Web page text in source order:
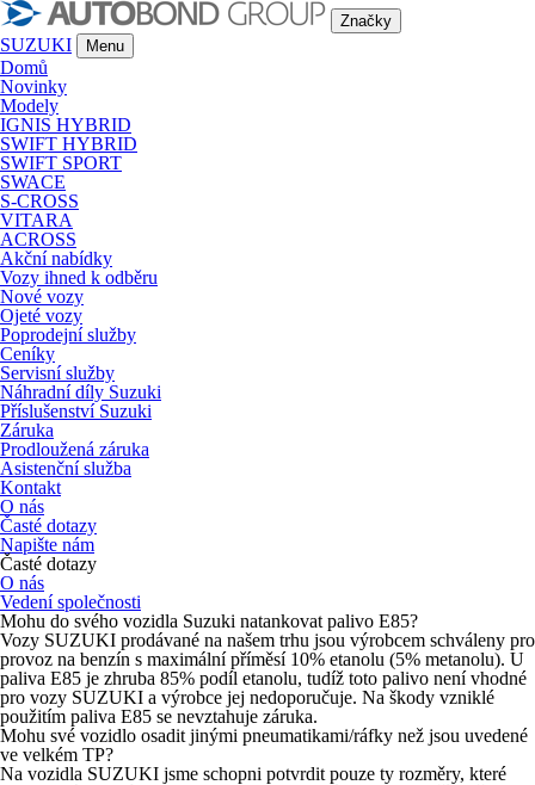
Značky
SUZUKI Menu
Domů
Novinky
Modely
IGNIS HYBRID
SWIFT HYBRID
SWIFT SPORT
SWACE
S-CROSS
VITARA
ACROSS
Akční nabídky
Vozy ihned k odběru
Nové vozy
Ojeté vozy
Poprodejní služby
Ceníky
Servisní služby
Náhradní díly Suzuki
Příslušenství Suzuki
Záruka
Prodloužená záruka
Asistenční služba
Kontakt
O nás
Časté dotazy
Napište nám
Časté dotazy
O nás
Vedení společnosti
Mohu do svého vozidla Suzuki natankovat palivo E85?
Vozy SUZUKI prodávané na našem trhu jsou výrobcem schváleny pro
provoz na benzín s maximální příměsí 10% etanolu (5% metanolu). U
paliva E85 je zhruba 85% podíl etanolu, tudíž toto palivo není vhodné
pro vozy SUZUKI a výrobce jej nedoporučuje. Na škody vzniklé
použitím paliva E85 se nevztahuje záruka.
Mohu své vozidlo osadit jinými pneumatikami/ráfky než jsou uvedené
ve velkém TP?
Na vozidla SUZUKI jsme schopni potvrdit pouze ty rozměry, které